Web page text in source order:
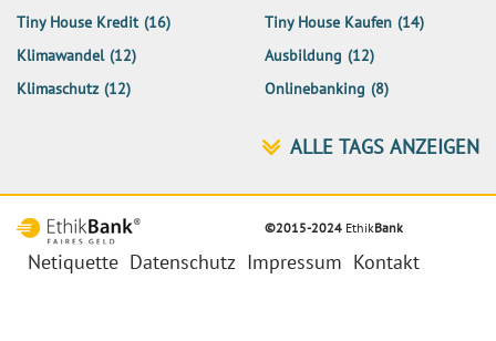
Tiny House Kredit (16) Tiny House Kaufen (14)
Klimawandel (12) Ausbildung (12)
Klimaschutz (12) Onlinebanking (8)
©2015-2024 EthikBank
Netiquette Datenschutz Impressum Kontakt